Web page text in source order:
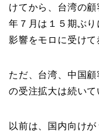
けてから、台湾の
年７月は１５期ぶ
影響をモロに受けて
ただ、台湾、中国
の受注拡大は続いて
以前は、国内向け